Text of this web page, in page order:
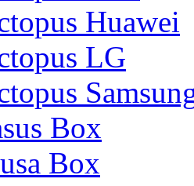
Huawei
LG
Box
Box